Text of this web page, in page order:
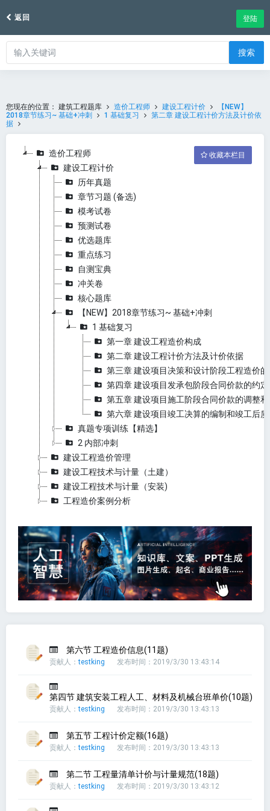
返回 登陆
搜索
您现在的位置： 建筑工程题库 造价工程师 建设工程计价
【NEW】
2018章节练习~ 基础+冲刺
1 基础复习
第二章 建设工程计价方法及计价依
据
收藏本栏目
造价工程师
建设工程计价
历年真题
章节习题 (备选)
模考试卷
预测试卷
优选题库
重点练习
自测宝典
冲关卷
核心题库
【NEW】2018章节练习~ 基础+冲刺
1 基础复习
第一章 建设工程造价构成
第二章 建设工程计价方法及计价依据
第三章 建设项目决策和设计阶段工程造价
第四章 建设项目发承包阶段合同价款的约定
第五章 建设项目施工阶段合同价款的调整
第六章 建设项目竣工决算的编制和竣工后
真题专项训练【精选】
2 内部冲刺
建设工程造价管理
建设工程技术与计量（土建）
建设工程技术与计量（安装)
工程造价案例分析
第六节 工程造价信息(11题)
贡献人：testking 发布时间：2019/3/30 13:43:14
第四节 建筑安装工程人工、材料及机械台班单价(10题)
贡献人：testking 发布时间：2019/3/30 13:43:13
第五节 工程计价定额(16题)
贡献人：testking 发布时间：2019/3/30 13:43:13
第二节 工程量清单计价与计量规范(18题)
贡献人：testking 发布时间：2019/3/30 13:43:12